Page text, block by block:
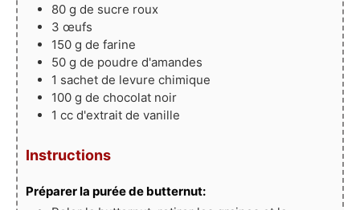
80 g de sucre roux
3 œufs
150 g de farine
50 g de poudre d'amandes
1 sachet de levure chimique
100 g de chocolat noir
1 cc d'extrait de vanille
Instructions
Préparer la purée de butternut: